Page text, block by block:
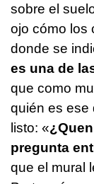
sobre el
ojo cómo los
donde se
es una de
que como
quién es ese
listo: «
pregunta
que el mural